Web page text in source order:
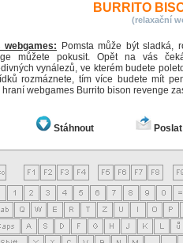
BURRITO
(relaxační
webgames: Pomsta může být sladká,
můžete pokusit. Opět na vás
vynálezů, ve kterém budete
rozmáznete, tím více budete mít
webgames Burrito bison revenge
Stáhnout Poslat